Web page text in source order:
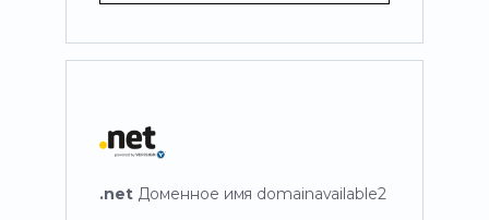
.netДоменное имя domainavailable2